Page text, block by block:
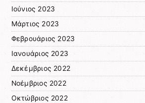
Ιούνιος 2023
Μάρτιος 2023
Φεβρουάριος 2023
Ιανουάριος 2023
Δεκέμβριος 2022
Νοέμβριος 2022
Οκτώβριος 2022